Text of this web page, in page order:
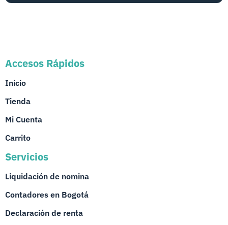
Accesos Rápidos
Inicio
Tienda
Mi Cuenta
Carrito
Servicios
Liquidación de nomina
Contadores en Bogotá
Declaración de renta